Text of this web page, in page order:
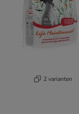
2 varianten